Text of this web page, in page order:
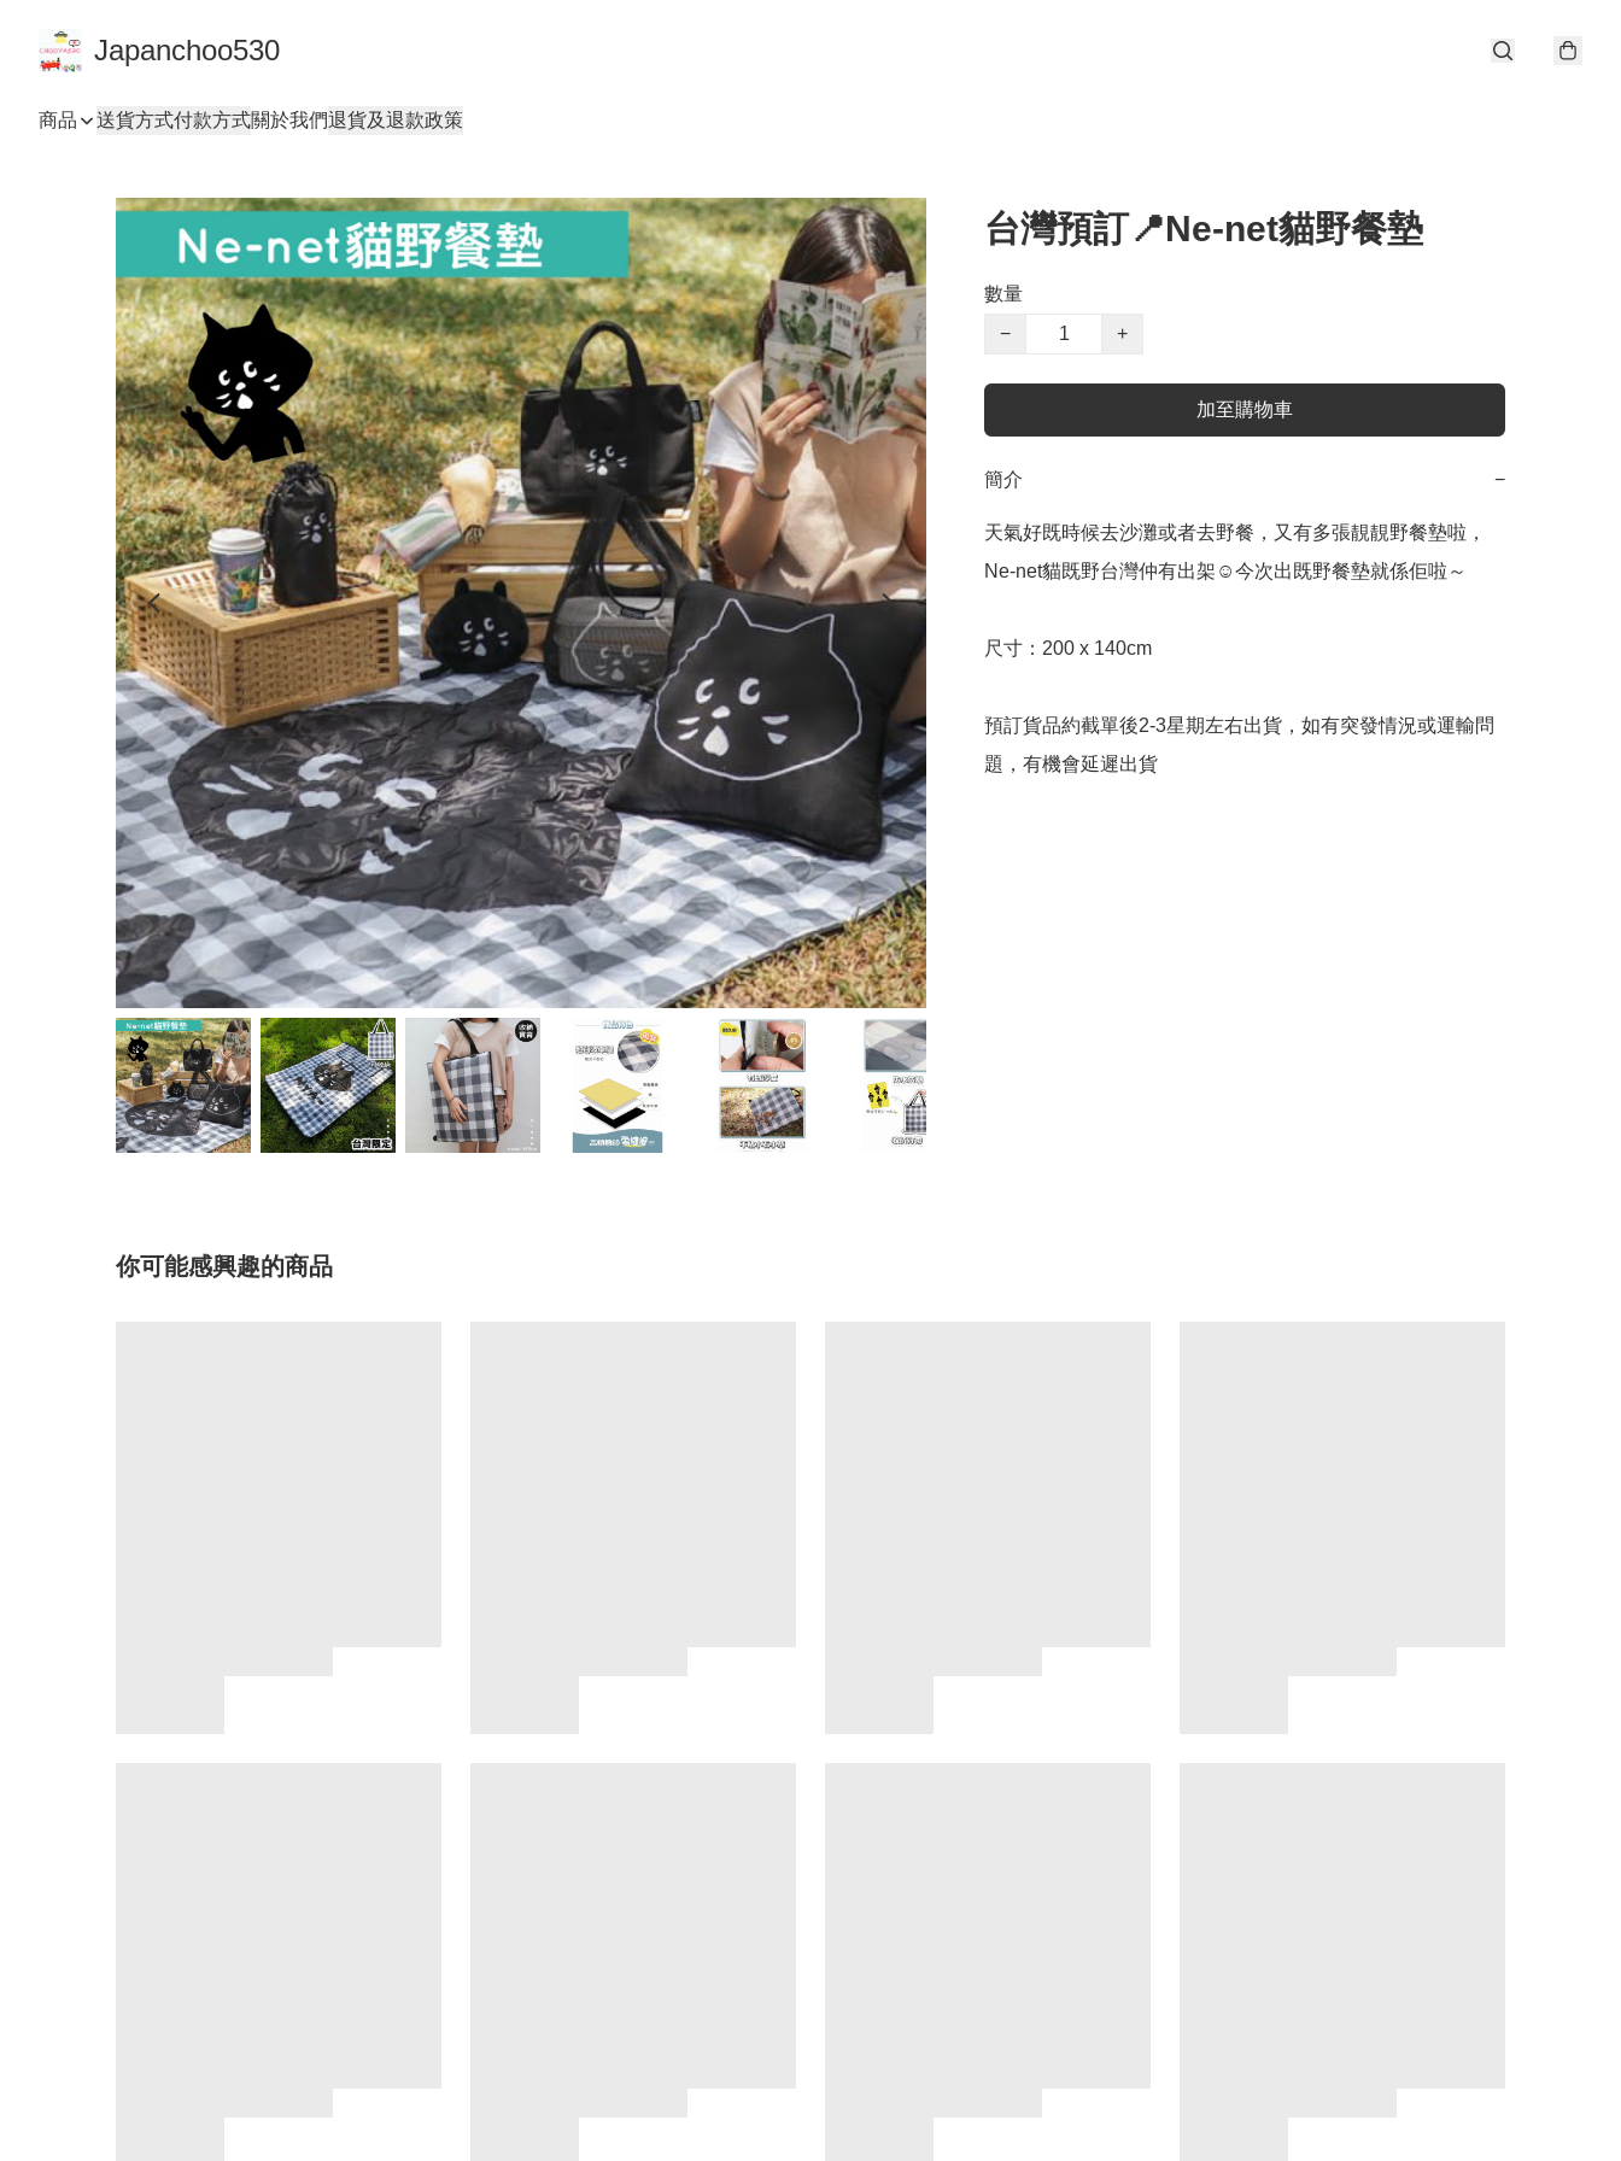
Japanchoo530
商品 送貨方式付款方式關於我們退貨及退款政策
台灣預訂📍Ne-net貓野餐墊
數量
−
+
加至購物車
簡介 −
天氣好既時候去沙灘或者去野餐，又有多張靚靚野餐墊啦，
Ne-net貓既野台灣仲有出架☺️今次出既野餐墊就係佢啦～
尺寸：200 x 140cm
預訂貨品約截單後2-3星期左右出貨，如有突發情況或運輸問
題，有機會延遲出貨
你可能感興趣的商品